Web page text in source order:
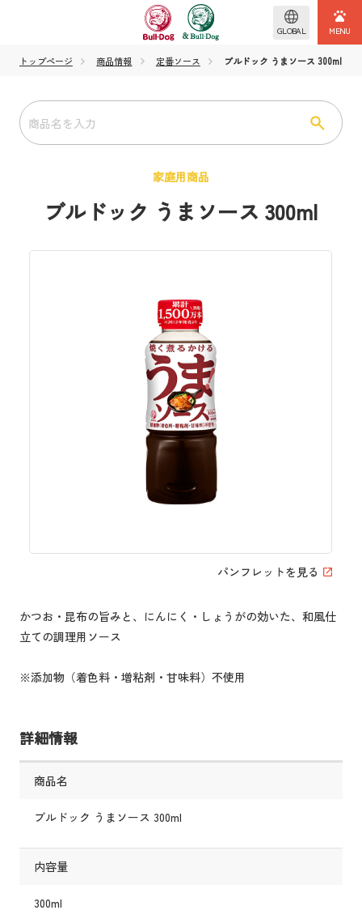
GLOBAL
トップページ 商品情報 定番ソース ブルドック うまソース 300ml
家庭用商品
ブルドック うまソース 300ml
パンフレットを見る
かつお・昆布の旨みと、にんにく・しょうがの効いた、和風仕
立ての調理用ソース
※添加物（着色料・増粘剤・甘味料）不使用
詳細情報
商品名
ブルドック うまソース 300ml
内容量
300ml